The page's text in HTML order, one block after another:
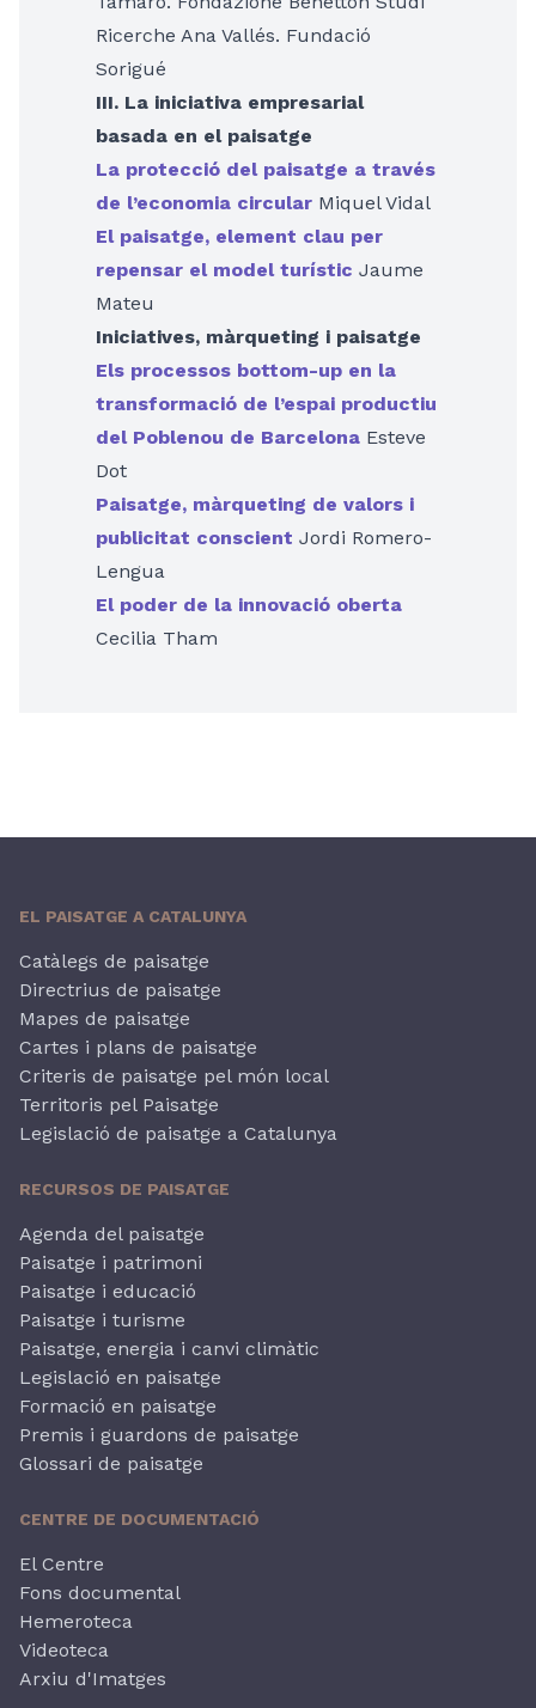
Ricerche Ana Vallés. Fundació
Sorigué
III. La iniciativa empresarial
basada en el paisatge
La protecció del paisatge a través
de l’economia circular Miquel Vidal
El paisatge, element clau per
repensar el model turístic Jaume
Mateu
Iniciatives, màrqueting i paisatge
Els processos bottom-up en la
transformació de l’espai productiu
del Poblenou de Barcelona Esteve
Dot
Paisatge, màrqueting de valors i
publicitat conscient Jordi Romero-
Lengua
El poder de la innovació oberta
Cecilia Tham
EL PAISATGE A CATALUNYA
Catàlegs de paisatge
Directrius de paisatge
Mapes de paisatge
Cartes i plans de paisatge
Criteris de paisatge pel món local
Territoris pel Paisatge
Legislació de paisatge a Catalunya
RECURSOS DE PAISATGE
Agenda del paisatge
Paisatge i patrimoni
Paisatge i educació
Paisatge i turisme
Paisatge, energia i canvi climàtic
Legislació en paisatge
Formació en paisatge
Premis i guardons de paisatge
Glossari de paisatge
CENTRE DE DOCUMENTACIÓ
El Centre
Fons documental
Hemeroteca
Videoteca
Arxiu d'Imatges